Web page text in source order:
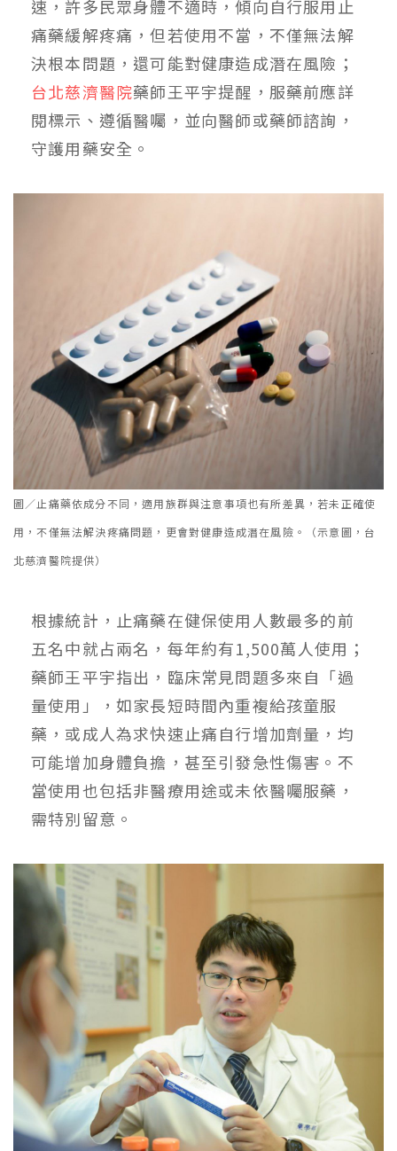
速，許多民眾身體不適時，傾向自行服用止
痛藥緩解疼痛，但若使用不當，不僅無法解
決根本問題，還可能對健康造成潛在風險；
台北慈濟醫院藥師王平宇提醒，服藥前應詳
閱標示、遵循醫囑，並向醫師或藥師諮詢，
守護用藥安全。
圖／止痛藥依成分不同，適用族群與注意事項也有所差異，若未正確使
用，不僅無法解決疼痛問題，更會對健康造成潛在風險。（示意圖，台
北慈濟醫院提供）
根據統計，止痛藥在健保使用人數最多的前
五名中就占兩名，每年約有1,500萬人使用；
藥師王平宇指出，臨床常見問題多來自「過
量使用」，如家長短時間內重複給孩童服
藥，或成人為求快速止痛自行增加劑量，均
可能增加身體負擔，甚至引發急性傷害。不
當使用也包括非醫療用途或未依醫囑服藥，
需特別留意。